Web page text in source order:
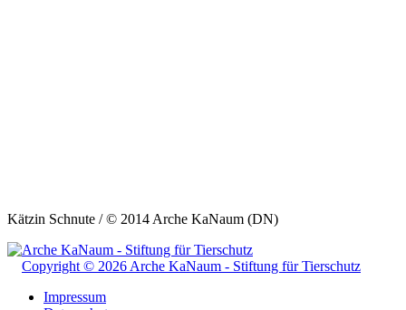
Kätzin Schnute / © 2014 Arche KaNaum (DN)
Copyright © 2026 Arche KaNaum - Stiftung für Tierschutz
Impressum